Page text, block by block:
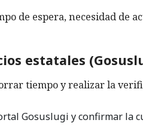
de espera, necesidad de
estatales
tiempo y realizar la
Gosuslugi y confirmar la